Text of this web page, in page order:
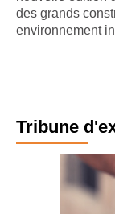
nouvelle édition
des grands
Tribune